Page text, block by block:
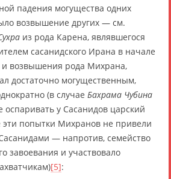
падения могущества одних
возвышение других — см.
из рода Карена, являвшегося
сасанидского Ирана в начале
и возвышения рода Михрана,
достаточно могущественным,
(в случае Бахрама Чубина
оспаривать у Сасанидов царский
попытки Михранов не привели
— напротив, семейство
завоевания и участвовало
[5]: